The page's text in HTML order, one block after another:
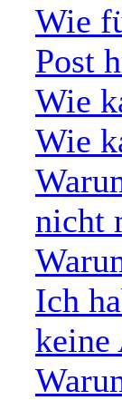
Wie
Post
Wie
Wie
nicht
Ich
keine